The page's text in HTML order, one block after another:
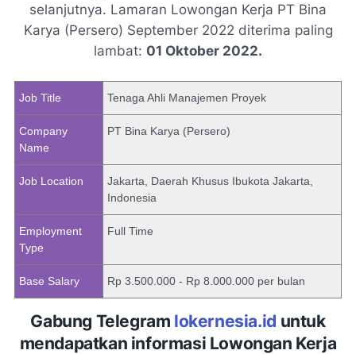
selanjutnya. Lamaran Lowongan Kerja PT Bina
Karya (Persero) September 2022 diterima paling
lambat: 01 Oktober 2022.
Job Title Tenaga Ahli Manajemen Proyek
Company
Name
PT Bina Karya (Persero)
Job Location
Jakarta, Daerah Khusus Ibukota Jakarta,
Indonesia
Employment
Type
Full Time
Base Salary Rp 3.500.000 - Rp 8.000.000 per bulan
Gabung Telegram lokernesia.id untuk
mendapatkan informasi Lowongan Kerja